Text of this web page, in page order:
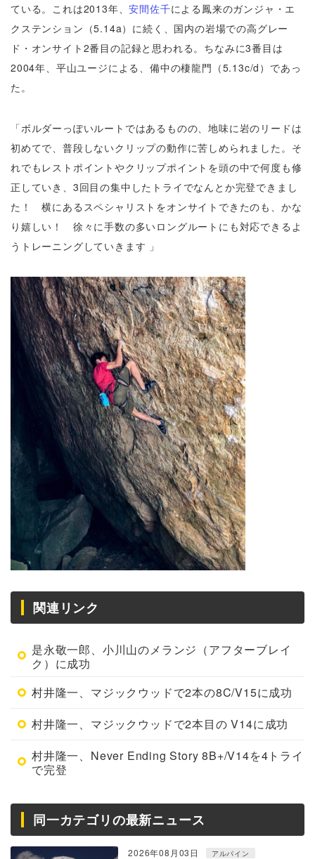
ている。これは2013年、安間佐千による鳳来のガンジャ・エ
クステンシ ョン（5.14a）に続く、国内の岩場での高グレー
ド・ オンサイト2番目の記録と思われる。ちなみに3番目は
2004年、平山ユージによる、備中の棲龍門（5.13c/d）であっ
た。
「ボルダーっぽいルートではあるものの、地味に岩のリードは
初めてで、普段しないクリップの動作に苦しめられました。そ
れでもレストポイントやクリップポイントを頭の中で何度も修
正していき、3回目の集中したトライでなんとか完登できまし
た！ 横にあるスペシャリストをオンサイトできたのも、かな
り嬉しい！ 徐々に手数の多いロングルートにも対応できるよ
うトレーニングしていきます 」
関連リンク
是永敬一郎、小川山のメランジ（アフターブレイ
ク）に成功
村井隆一、マジックウッドで2本の8C/V15に成功
村井隆一、マジックウッドで2本目の V14に成功
村井隆一、Never Ending Story 8B+/V14を4トライ
で完登
同一カテゴリの最新ニュース
2026年08月03日 アルパイン